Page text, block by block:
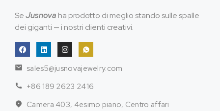
SeJusnova ha prodotto di meglio stando sulle spalle
dei giganti — i nostri clienti creativi.
sales5@jusnovajewelry.com
+86 189 2623 2416
Camera 403, 4esimo piano, Centro affari